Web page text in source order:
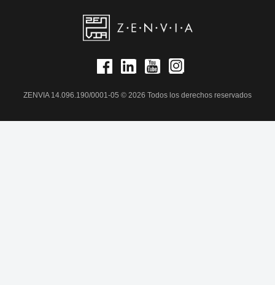
ZENVIA 14.096.190/0001-05 © 2026 Todos los derechos reservados